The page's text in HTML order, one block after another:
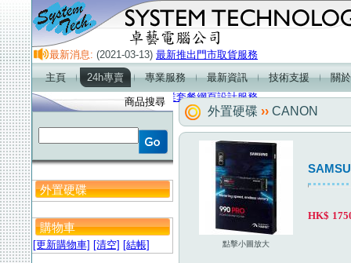
最新消息: (2021-03-13) 最新推出門市取貨服務
(2021-01-01)
(2018-01-01)最新產品-2.1超重低音喇叭
(2018-01-01)企業套餐網頁設計服務
主頁 24h專賣 專業服務 最新資訊 技術支援 關
商品搜尋
外置硬碟
購物車
[更新購物車] [清空] [結帳]
外置硬碟 ›› CANON
點擊小圖放大
HK$